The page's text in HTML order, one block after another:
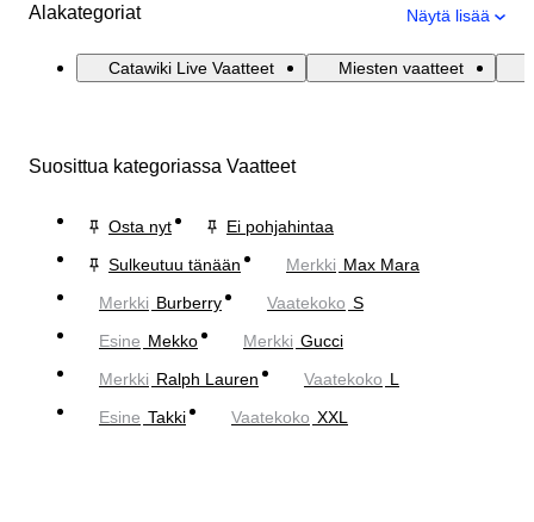
Alakategoriat Näytä lisää
Catawiki Live Vaatteet Miesten vaatteet
Suosittua kategoriassa Vaatteet
Osta nyt
Ei pohjahintaa
Sulkeutuu tänään
Merkki Max Mara
Merkki Burberry Vaatekoko S
Esine Mekko Merkki Gucci
Merkki Ralph Lauren Vaatekoko L
Esine Takki Vaatekoko XXL